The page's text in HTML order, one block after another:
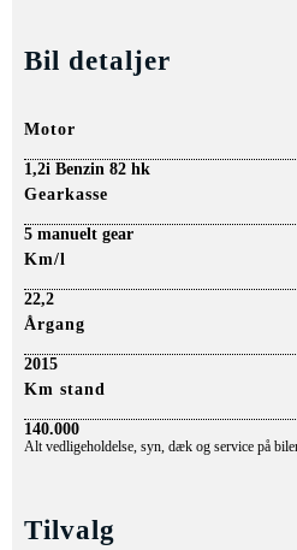
Bil detaljer
Motor
1,2i Benzin 82 hk
Gearkasse
5 manuelt gear
Km/l
22,2
Årgang
2015
Km stand
140.000
Altvedligeholdelse, syn, dæk og service på
Tilvalg